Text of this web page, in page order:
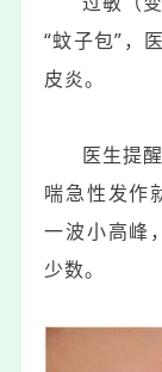
“蚊子包”，
皮炎。
医生提
喘急性发作
一波小高峰
少数。